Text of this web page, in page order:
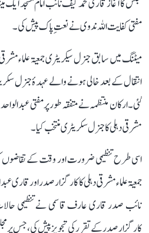
مجلس کا آغاز قاری محمد کیف نائب امام مسجد
مفتی کفایت اللہ ندوی نے نعتِ پاک پیش کی۔
میٹنگ میں سابق جنرل سیکریٹری جمعیۃ علماء
انتقال کے بعد خالی ہونے والے عہدۂ جنرل
گئی۔ ارکان منتظمہ نے متفقہ طور پر مفتی عبد الواحد
مشرقی دہلی کا جنرل سکریٹری منتخب کیا۔
اسی طرح تنظیمی ضرورت اور وقت کے تقاضوں
جمعیۃ علماء مشرقی دہلی کا کارگزار صدر اور قاری
نائب صدر قاری عارف قاسمی نے تنظیمی
کارگزار صدر کے تقرر کی تجویز پیش کی، جس پر